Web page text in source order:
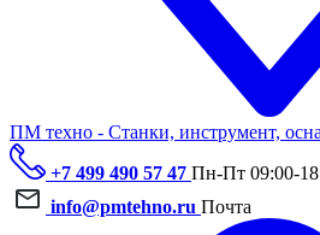
ПМ техно - Станки, инструмент,
+7 499 490 57 47 Пн-Пт 09:00-
info@pmtehno.ru Почта